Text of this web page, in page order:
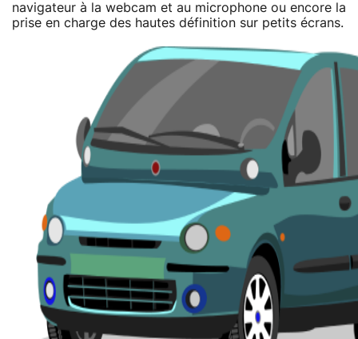
navigateur à la webcam et au microphone ou encore la
prise en charge des hautes définition sur petits écrans.